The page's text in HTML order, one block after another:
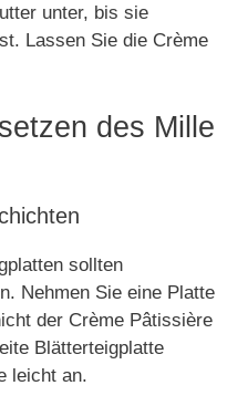
unter, bis sie
Lassen Sie die Crème
des Mille
sollten
Nehmen Sie eine Platte
der Crème Pâtissière
Blätterteigplatte
leicht an.